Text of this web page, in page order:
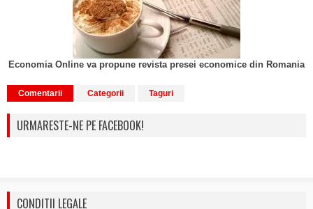
Economia Online va propune revista presei economice din Romania
Comentarii Categorii Taguri
URMARESTE-NE PE FACEBOOK!
CONDITII LEGALE